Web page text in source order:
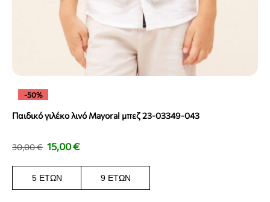
-50%
Παιδικό γιλέκο λινό Mayoral μπεζ 23-03349-043
30,00€ 15,00€
5 ΕΤΏΝ 9 ΕΤΏΝ